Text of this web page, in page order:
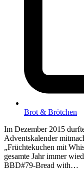
Brot & Brötchen
Im Dezember 2015
Adventskalender
„Früchtekuchen mit
gesamte Jahr immer
BBD#79-Bread with…